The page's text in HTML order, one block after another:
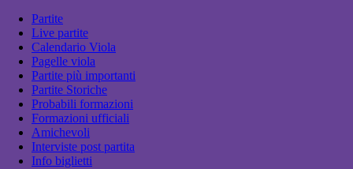
Partite
Live partite
Calendario Viola
Pagelle viola
Partite più importanti
Partite Storiche
Probabili formazioni
Formazioni ufficiali
Amichevoli
Interviste post partita
Info biglietti